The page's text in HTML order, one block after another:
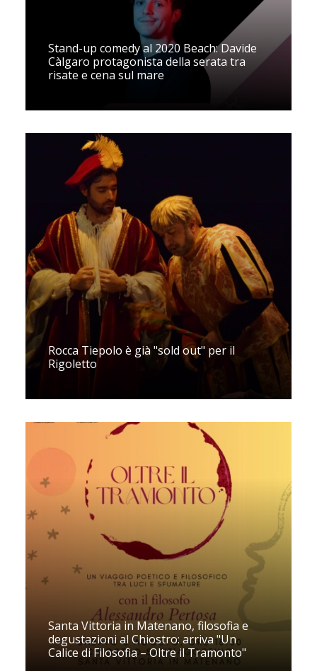
Stand-up comedy al 2020 Beach: Davide
Càlgaro protagonista della serata tra
risate e cena sul mare
Rocca Tiepolo è già "sold out" per il
Rigoletto
Santa Vittoria in Matenano, filosofia e
degustazioni al Chiostro: arriva "Un
Calice di Filosofia – Oltre il Tramonto"